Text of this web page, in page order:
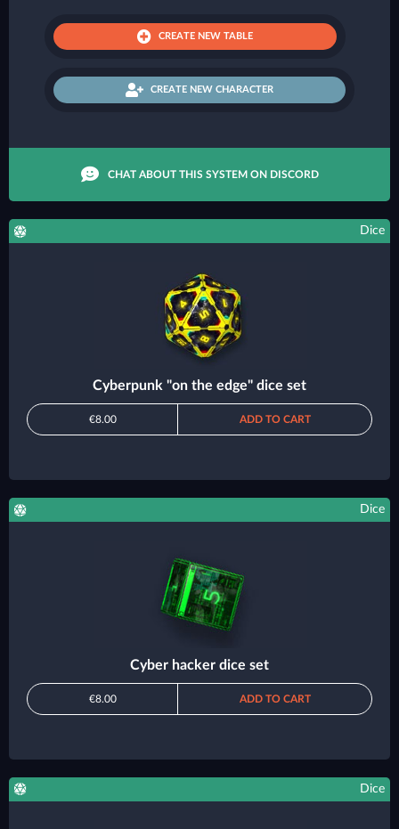
CREATE NEW TABLE
CREATE NEW CHARACTER
CHAT ABOUT THIS SYSTEM ON DISCORD
Dice
Cyberpunk "on the edge" dice set
€8.00 ADD TO CART
Dice
Cyber hacker dice set
€8.00 ADD TO CART
Dice